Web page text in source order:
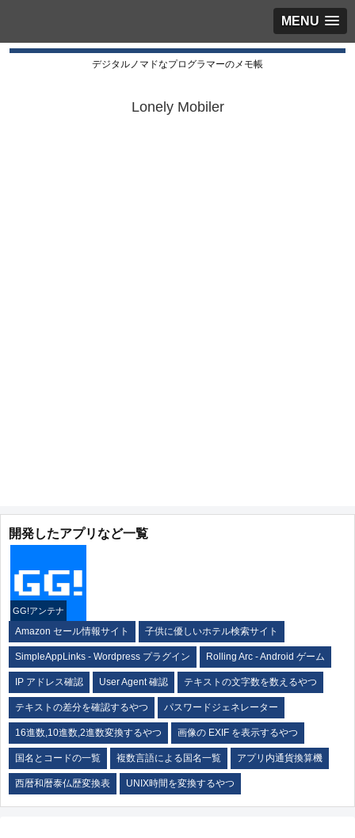
MENU
デジタルノマドなプログラマーのメモ帳
Lonely Mobiler
開発したアプリなど一覧
GG!アンテナ
Amazon セール情報サイト 子供に優しいホテル検索サイト
SimpleAppLinks - Wordpress プラグイン Rolling Arc - Android ゲーム
IP アドレス確認 User Agent 確認 テキストの文字数を数えるやつ
テキストの差分を確認するやつ パスワードジェネレーター
16進数,10進数,2進数変換するやつ 画像の EXIF を表示するやつ
国名とコードの一覧 複数言語による国名一覧 アプリ内通貨換算機
西暦和暦泰仏歴変換表 UNIX時間を変換するやつ